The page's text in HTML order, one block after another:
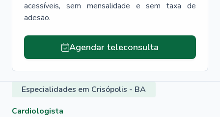
acessíveis, sem mensalidade e sem taxa de
adesão.
Agendar teleconsulta
Especialidades em Crisópolis - BA
Cardiologista